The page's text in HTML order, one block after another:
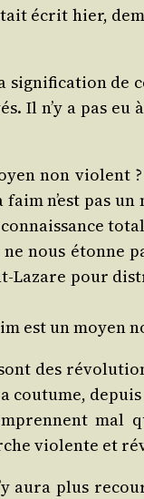
écrit hier,
si­gnification
Il n’y a pas
non violent
n’est pas
nous étonne
pour
est un moyen
des
cou­tume,
mal
vio­lente et
aura plus